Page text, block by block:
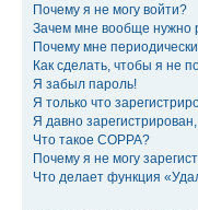
Почему я не могу войти?
Зачем мне вообще нужно
Почему мне
Как сделать, чтобы я не
Я забыл пароль!
Я только что
Я давно
Что такое COPPA?
Почему я не могу
Что делает функция